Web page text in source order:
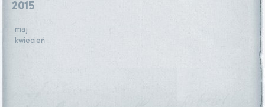
2015
maj
kwiecień